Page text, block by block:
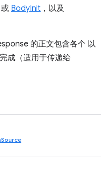
BodyInit ，以及
的正文包含各个 以
成（适用于传递给